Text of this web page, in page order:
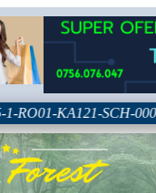
KA121-SCH-